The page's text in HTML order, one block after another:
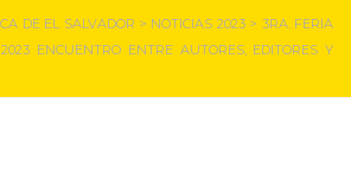
DE EL SALVADOR > NOTICIAS 2023> 3RA. FERIA
ENCUENTRO ENTRE AUTORES, EDITORES Y